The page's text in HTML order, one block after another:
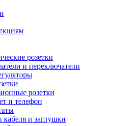
розетки
и переключатели
розетки
и телефон
и заглушки